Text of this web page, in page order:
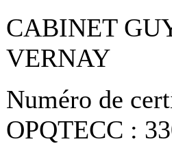
CABINET
VERNAY
Numéro de
OPQTECC :